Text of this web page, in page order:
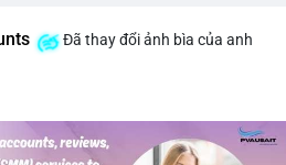
TP2: 78.80
trợ gần nhất)
stop loss về điểm hòa vốn.
Đã thay đổi ảnh bìa của anh